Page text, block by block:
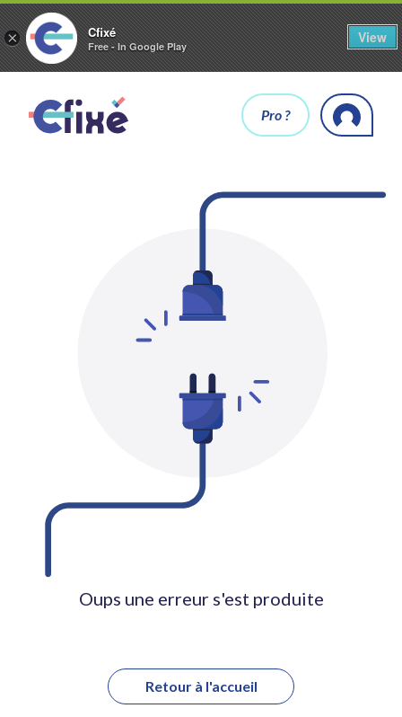
× Cfixé
Free - In Google Play
View
Pro ?
Oups une erreur s'est produite
Retour à l'accueil